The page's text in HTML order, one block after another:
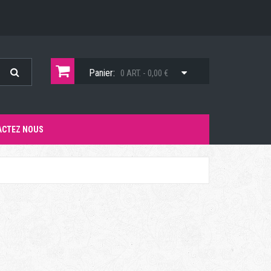
Panier: 0 ART. - 0,00 €
NOUS